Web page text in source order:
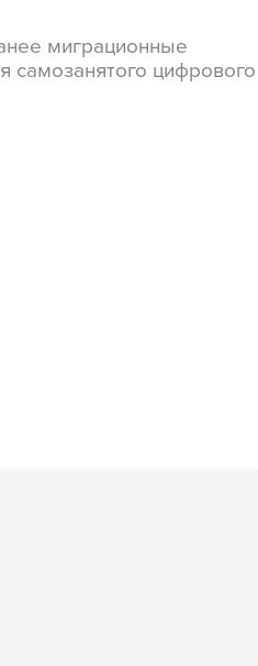
миграционные
цифрового